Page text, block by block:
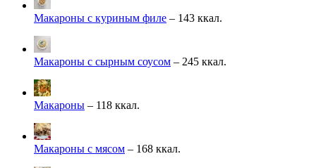
Макароны с куриным филе – 143 ккал.
Макароны с сырным соусом – 245 ккал.
Макароны – 118 ккал.
Макароны с мясом – 168 ккал.